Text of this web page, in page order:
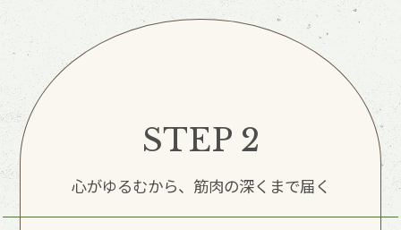
STEP 2
心がゆるむから、筋肉の深くまで届く